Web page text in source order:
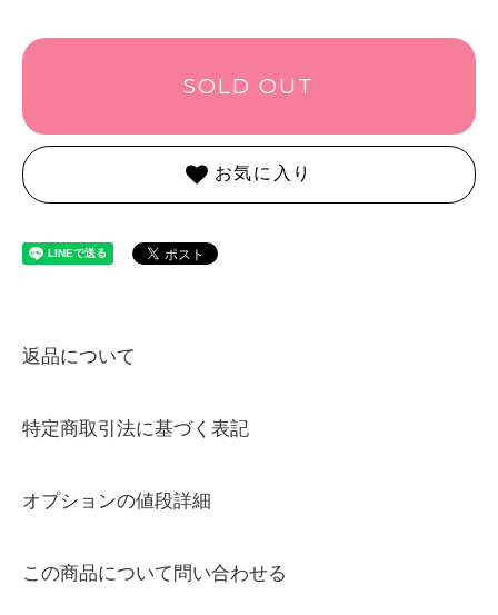
SOLD OUT
お気に入り
返品について
特定商取引法に基づく表記
オプションの値段詳細
この商品について問い合わせる